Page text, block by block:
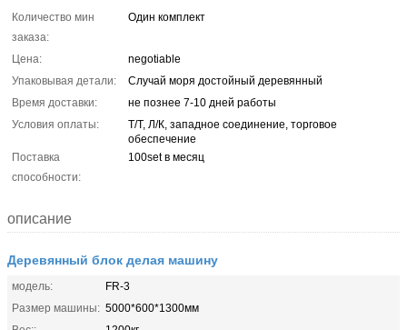
Количество мин
заказа:
Один комплект
Цена:
negotiable
Упаковывая детали:
Случай моря достойный деревянный
Время доставки:
не познее 7-10 дней работы
Условия оплаты:
Т/Т, Л/К, западное соединение, торговое
обеспечение
Поставка
способности:
100set в месяц
описание
Деревянный блок делая машину
модель:
FR-3
Размер машины: 5000*600*1300мм